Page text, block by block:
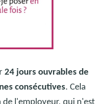
24 jours ouvrables de
consécutives. Cela